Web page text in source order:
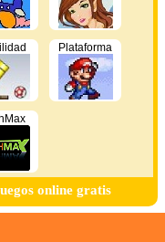
Plataforma
online gratis